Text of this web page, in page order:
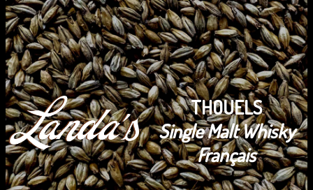
THOUELS
Single Malt Whisky
Français